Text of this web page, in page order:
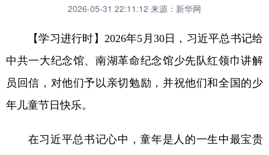
科技 科创 量子 体育
文化 书画 健康 军事
食品 人居 信息化 数字经济
2026-05-31 22:11:12 来源：新华网
【学习进行时】2026年5月30日，习近平总书记给
中共一大纪念馆、南湖革命纪念馆少先队红领巾讲解
员回信，对他们予以亲切勉励，并祝他们和全国的少
年儿童节日快乐。
在习近平总书记心中，童年是人的一生中最宝贵